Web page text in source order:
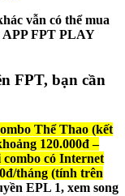
vẫn có thể mua
APP FPT PLAY
FPT, bạn cần
Thể Thao (kết
120.000đ –
combo có Internet
tháng (tính trên
EPL 1, xem song